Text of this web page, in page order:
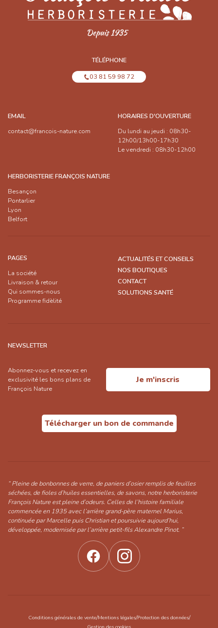
TÉLÉPHONE
03 81 59 98 72
EMAIL
contact@francois-nature.com
HORAIRES D'OUVERTURE
Du lundi au jeudi : 08h30-
12h00/13h00-17h30
Le vendredi : 08h30-12h00
HERBORISTERIE FRANÇOIS NATURE
Besançon
Pontarlier
Lyon
Belfort
PAGES
La société
Livraison & retour
Qui sommes-nous
Programme fidèlité
ACTUALITÉS ET CONSEILS
NOS BOUTIQUES
CONTACT
SOLUTIONS SANTÉ
NEWSLETTER
Abonnez-vous et recevez en
exclusivité les bons plans de
François Nature
Je m'inscris
Télécharger un bon de commande
“ Pleine de bonbonnes de verre, de paniers d’osier remplis de feuilles
séchées, de fioles d’huiles essentielles, de savons, notre herboristerie
François Nature est pleine d’odeurs. Celles de l’histoire familiale
commencée en 1935 avec l’arrière grand-père maternel Marius,
continuée par Marcelle puis Christian et poursuivie aujourd’hui,
développée, modernisée par l’arrière petit-fils Alexandre Pinot. ”
Conditions générales de vente/Mentions légales/Protection des données/